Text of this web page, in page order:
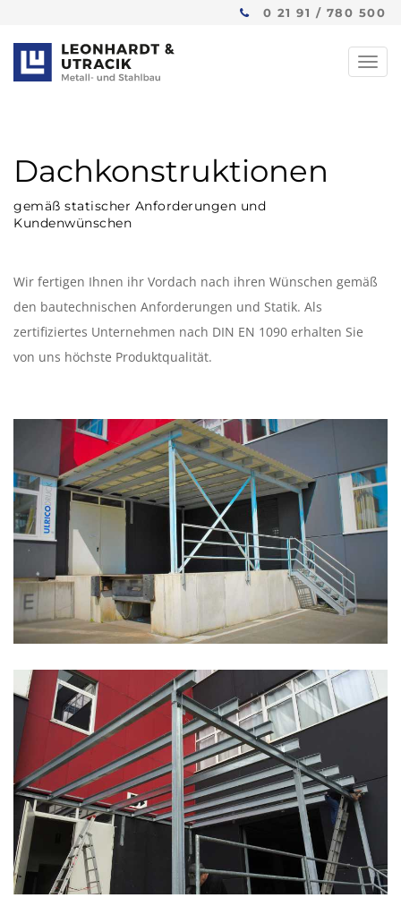
0 21 91 / 780 500
Dachkonstruktionen
gemäß statischer Anforderungen und
Kundenwünschen
Wir fertigen Ihnen ihr Vordach nach ihren Wünschen gemäß
den bautechnischen Anforderungen und Statik. Als
zertifiziertes Unternehmen nach DIN EN 1090 erhalten Sie
von uns höchste Produktqualität.